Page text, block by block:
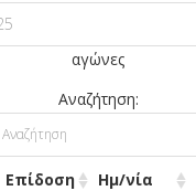
αγώνες
Αναζήτηση:
Επίδοση Ημ/νία